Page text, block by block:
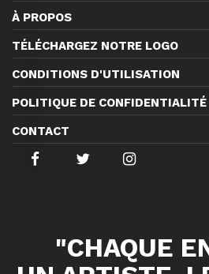
À PROPOS
TÉLÉCHARGEZ NOTRE LOGO
CONDITIONS D'UTILISATION
POLITIQUE DE CONFIDENTIALITÉ
CONTACT
"CHAQUE